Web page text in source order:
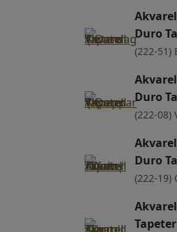
Duro
(222-51)
Duro
(222-08)
Duro
(222-19)
Tapeter